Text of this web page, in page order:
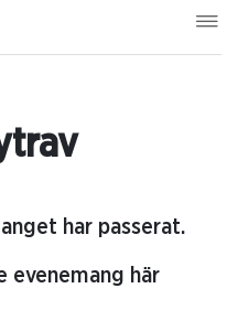
har passerat.
evenemang här